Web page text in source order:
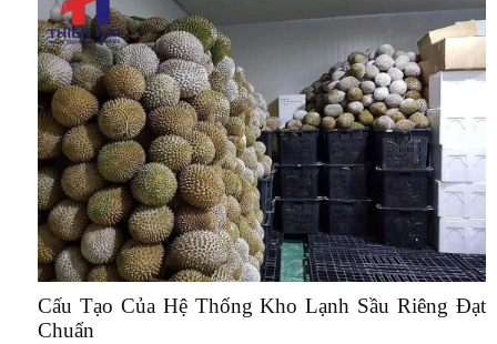
Cấu Tạo Của Hệ Thống Kho Lạnh Sầu Riêng Đạt
Chuẩn